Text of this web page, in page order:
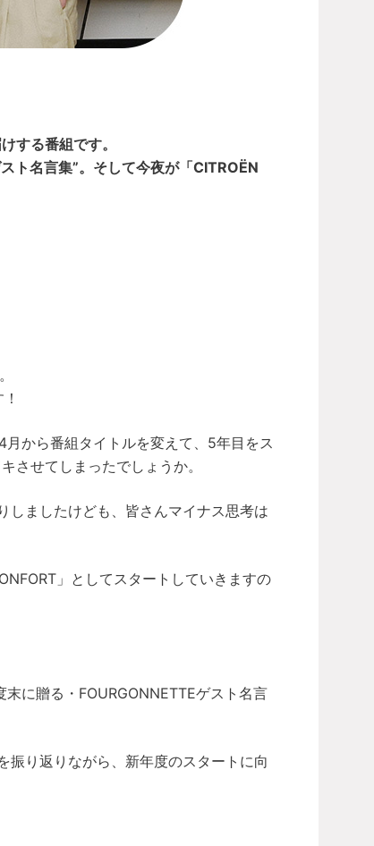
する番組です。
ト名言集”。そして今夜が「CITROËN
から番組タイトルを変えて、5年目をス
させてしまったでしょうか。
しましたけども、皆さんマイナス思考は
」としてスタートしていきますの
に贈る・FOURGONNETTEゲスト名言
振り返りながら、新年度のスタートに向